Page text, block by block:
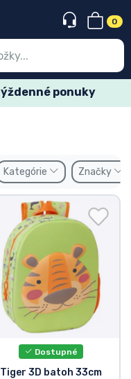
0
ponuky
Kategórie Značky
Dostupné
Tiger 3D batoh 33cm